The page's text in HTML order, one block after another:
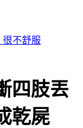
龜
四肢丟
乾屍